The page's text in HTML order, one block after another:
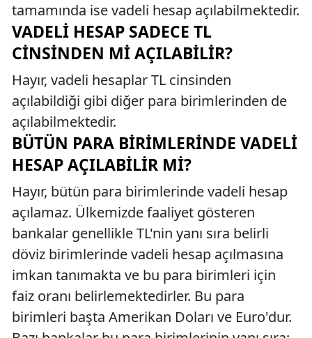
tamamında ise vadeli hesap açılabilmektedir.
VADELI HESAP SADECE TL
CINSINDEN MI AÇILABILIR?
Hayır, vadeli hesaplar TL cinsinden
açılabildiği gibi diğer para birimlerinden de
açılabilmektedir.
BÜTÜN PARA BIRIMLERINDE VADELI
HESAP AÇILABILIR MI?
Hayır, bütün para birimlerinde vadeli hesap
açılamaz. Ülkemizde faaliyet gösteren
bankalar genellikle TL'nin yanı sıra belirli
döviz birimlerinde vadeli hesap açılmasına
imkan tanımakta ve bu para birimleri için
faiz oranı belirlemektedirler. Bu para
birimleri başta Amerikan Doları ve Euro'dur.